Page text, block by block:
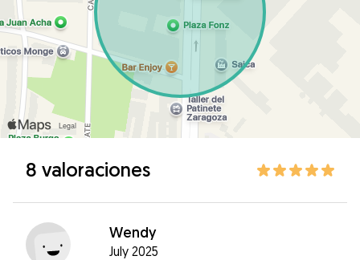
8 valoraciones
Wendy
July 2025